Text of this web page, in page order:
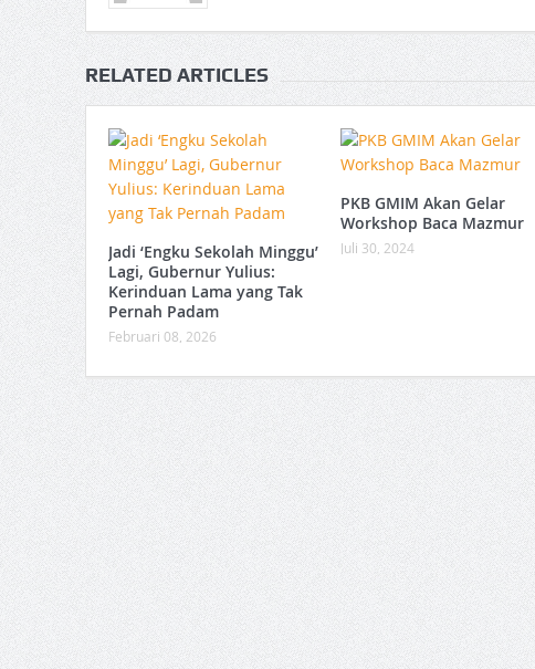
RELATED ARTICLES
Jadi ‘Engku Sekolah Minggu’
Lagi, Gubernur Yulius:
Kerinduan Lama yang Tak
Pernah Padam
Februari 08, 2026
PKB GMIM Akan Gelar
Workshop Baca Mazmur
Juli 30, 2024